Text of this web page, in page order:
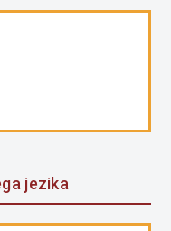
jezika